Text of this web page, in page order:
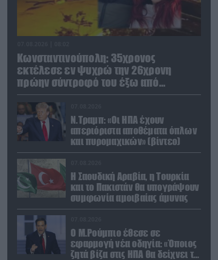
Κωνσταντινούπολη: 35χρονος
εκτέλεσε εν ψυχρώ την 26χρονη
πρώην σύντροφό του έξω από
φαρμακείο (βίντεο)
Ν.Τραμπ: «Οι ΗΠΑ έχουν
απεριόριστα αποθέματα όπλων
και πυρομαχικών» (βίντεο)
Η Σαουδική Αραβία, η Τουρκία
και το Πακιστάν θα υπογράψουν
συμφωνία αμοιβαίας άμυνας
Ο Μ.Ρούμπιο έθεσε σε
εφαρμογή νέα οδηγία: «Όποιος
ζητά βίζα στις ΗΠΑ θα δείχνει τα